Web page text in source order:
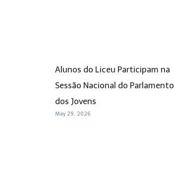
Alunos do Liceu Participam na
Sessão Nacional do Parlamento
dos Jovens
May 29, 2026